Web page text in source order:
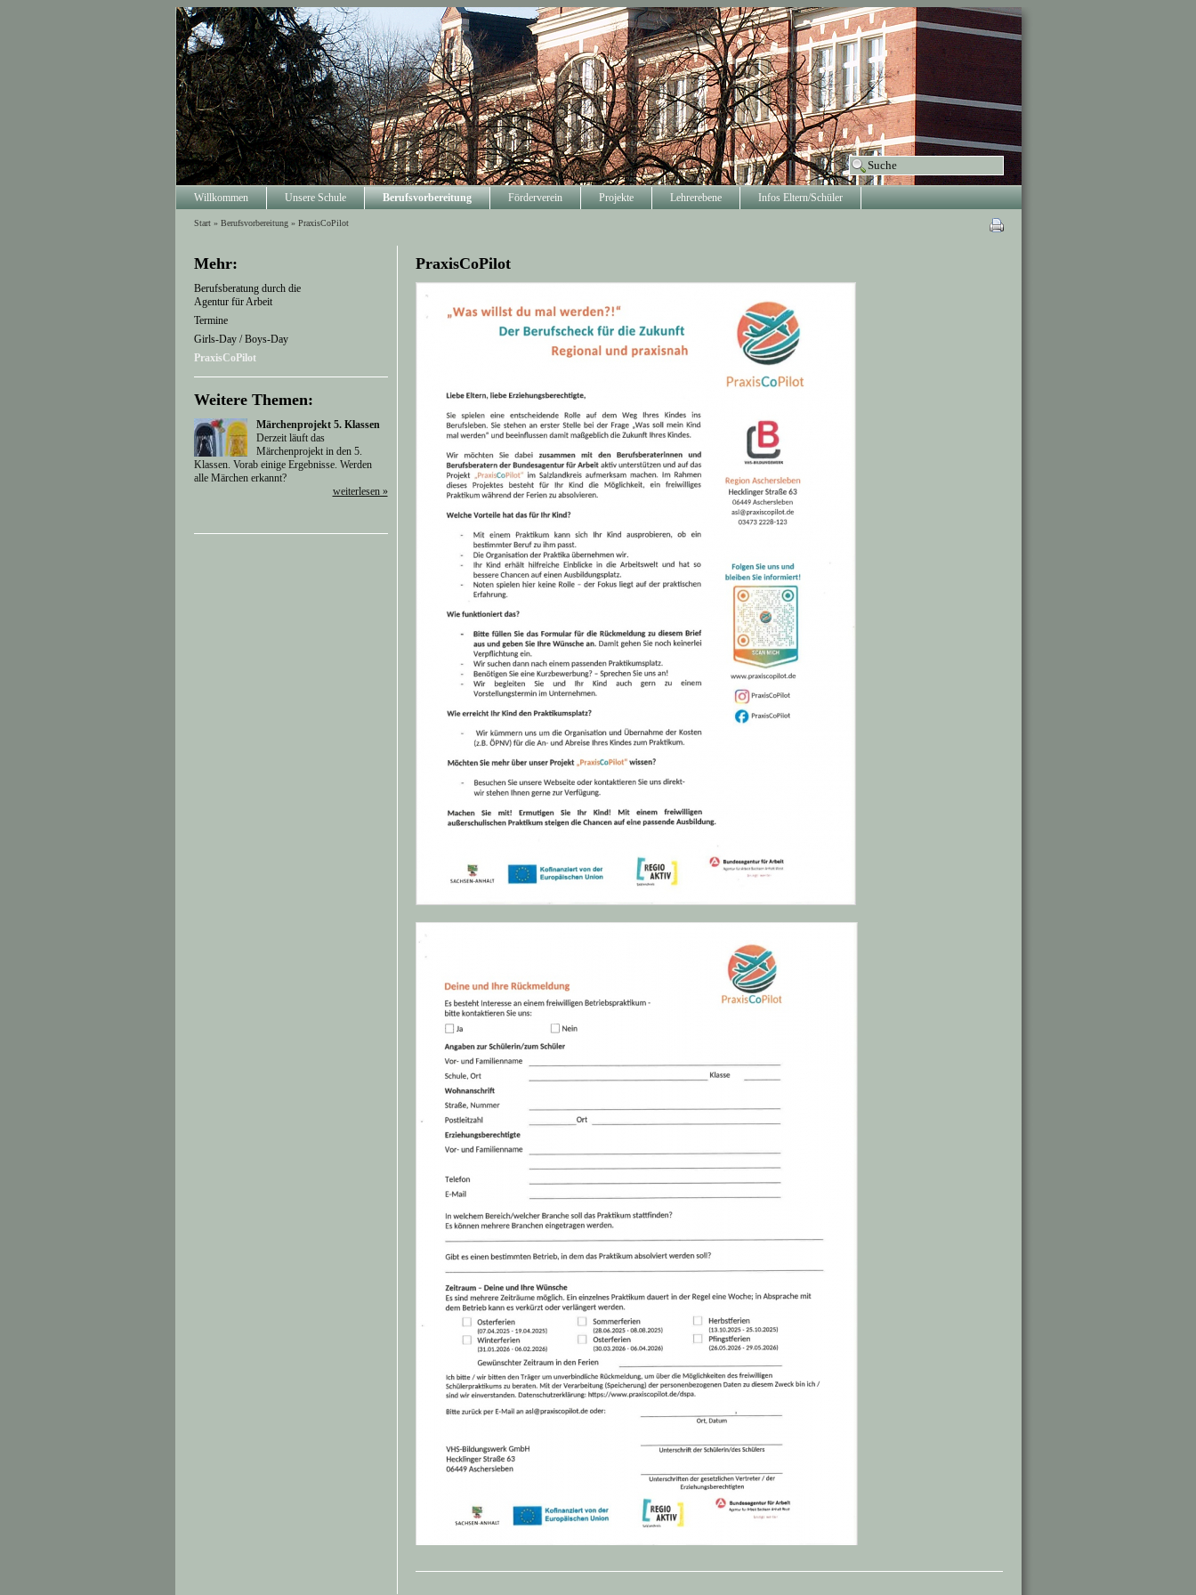
Willkommen Unsere Schule Berufsvorbereitung Förderverein Projekte Lehrerebene Infos Eltern/Schüler
Start» Berufsvorbereitung» PraxisCoPilot
Mehr:
Berufsberatung durch die
Agentur für Arbeit
Termine
Girls-Day / Boys-Day
PraxisCoPilot
Weitere Themen:
Märchenprojekt 5. Klassen
Derzeit läuft das
Märchenprojekt in den 5.
Klassen. Vorab einige Ergebnisse. Werden
alle Märchen erkannt?
weiterlesen »
PraxisCoPilot